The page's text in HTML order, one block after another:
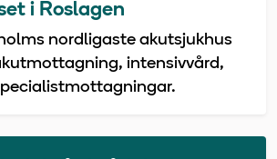
i Roslagen
nordligaste akutsjukhus
intensivvård,